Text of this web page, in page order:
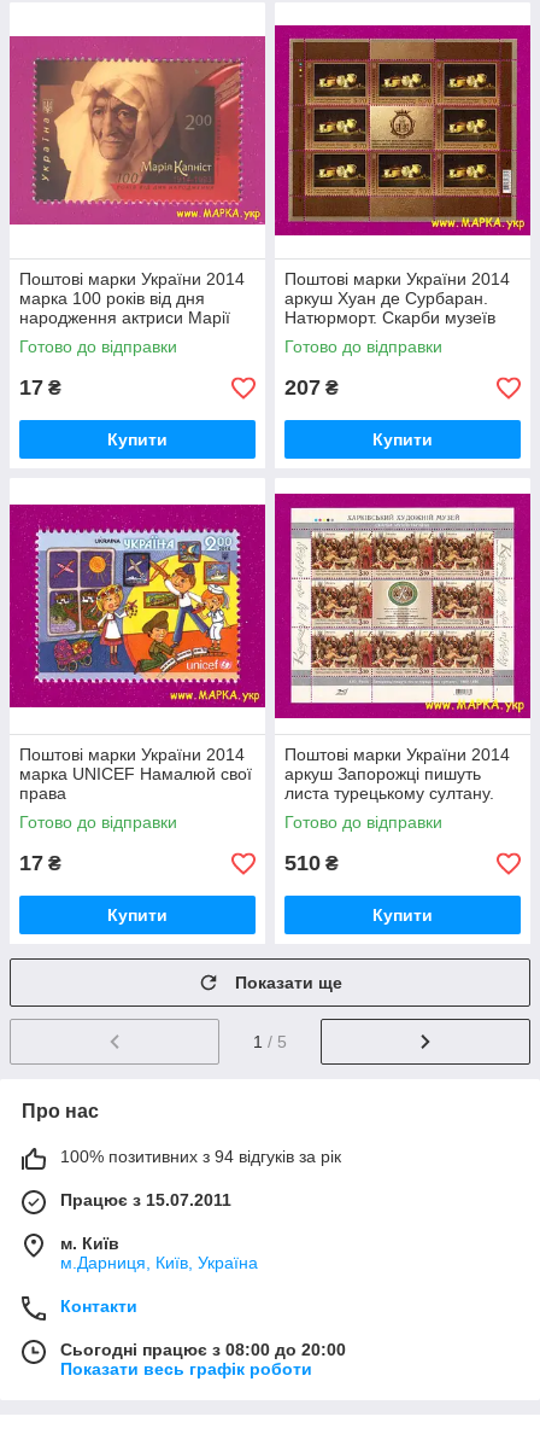
Поштові марки України 2014
марка 100 років від дня
народження актриси Марії
Капніст
Готово до відправки
17 ₴
Купити
Поштові марки України 2014
аркуш Хуан де Сурбаран.
Натюрморт. Скарби музеїв
України
Готово до відправки
207 ₴
Купити
Поштові марки України 2014
марка UNІCEF Намалюй свої
права
Готово до відправки
17 ₴
Купити
Поштові марки України 2014
аркуш Запорожці пишуть
листа турецькому султану.
Ілля Рєпін. Живопис
Готово до відправки
510 ₴
Купити
Показати ще
1 / 5
Про нас
100% позитивних з 94 відгуків за рік
Працює з 15.07.2011
м. Київ
м.Дарниця, Київ, Україна
Контакти
Сьогодні працює з 08:00 до 20:00
Показати весь графік роботи